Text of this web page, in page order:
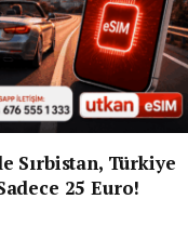
Sırbistan, Türkiye
25 Euro!